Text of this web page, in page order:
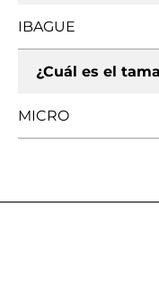
IBAGUE
¿Cuál es el
MICRO